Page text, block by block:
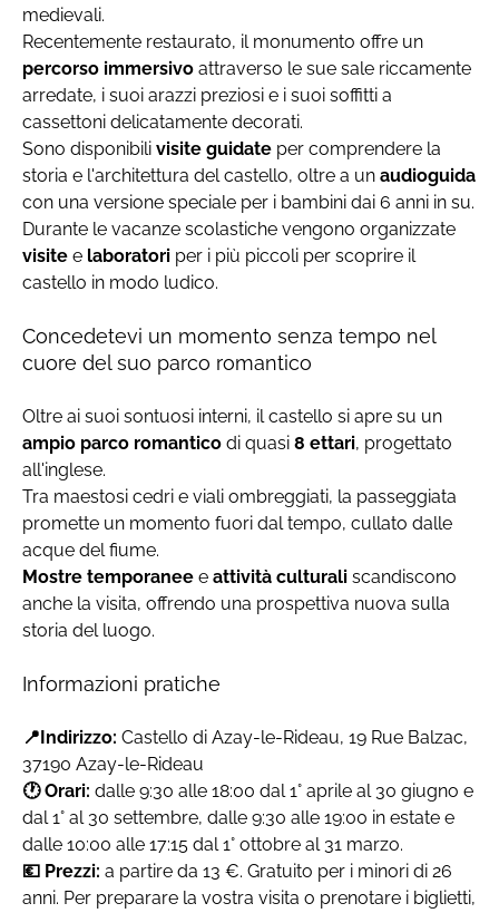
medievali.
Recentemente restaurato, il monumento offre un
percorso immersivo attraverso le sue sale riccamente
arredate, i suoi arazzi preziosi e i suoi soffitti a
cassettoni delicatamente decorati.
Sono disponibili visite guidate per comprendere la
storia e l'architettura del castello, oltre a un audioguida
con una versione speciale per i bambini dai 6 anni in su.
Durante le vacanze scolastiche vengono organizzate
visite e laboratori per i più piccoli per scoprire il
castello in modo ludico.
Concedetevi un momento senza tempo nel
cuore del suo parco romantico
Oltre ai suoi sontuosi interni, il castello si apre su un
ampio parco romantico di quasi 8 ettari, progettato
all'inglese.
Tra maestosi cedri e viali ombreggiati, la passeggiata
promette un momento fuori dal tempo, cullato dalle
acque del fiume.
Mostre temporanee e attività culturali scandiscono
anche la visita, offrendo una prospettiva nuova sulla
storia del luogo.
Informazioni pratiche
📍Indirizzo: Castello di Azay-le-Rideau, 19 Rue Balzac,
37190 Azay-le-Rideau
🕐 Orari: dalle 9:30 alle 18:00 dal 1° aprile al 30 giugno e
dal 1° al 30 settembre, dalle 9:30 alle 19:00 in estate e
dalle 10:00 alle 17:15 dal 1° ottobre al 31 marzo.
💶 Prezzi: a partire da 13 €. Gratuito per i minori di 26
anni. Per preparare la vostra visita o prenotare i biglietti,